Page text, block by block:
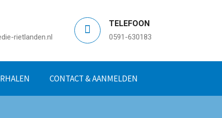
rietlanden.nl
TELEFOON
0591-630183
CONTACT & AANMELDEN